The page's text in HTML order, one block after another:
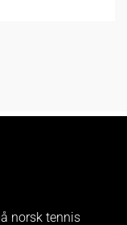
norsk tennis